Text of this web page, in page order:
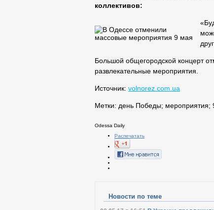
коллективов:
Большой общегородской концерт
развлекательные мероприятия.
Источник: volnorez.com.ua
Метки: день Победы; мероприятия;
Odessa Daily
Распечатать
Новости по теме